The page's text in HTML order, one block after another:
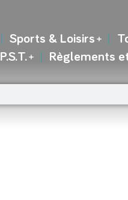
Sports & Loisirs
P.S.T. Règlements